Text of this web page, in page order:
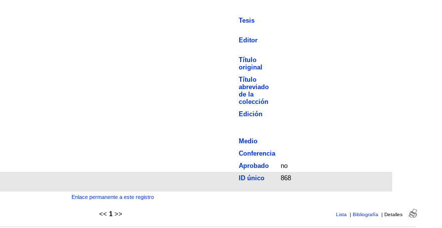
Tesis
Editor
Título
original
Título
abreviado
de la
colección
Edición
Medio
Conferencia
Aprobado
no
ID único 868
Enlace permanente a este registro
<< 1 >> Lista | Bibliografía | Detalles